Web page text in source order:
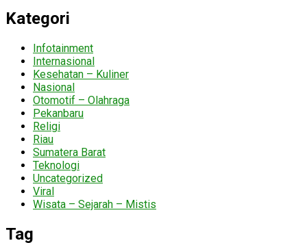
Kategori
Infotainment
Internasional
Kesehatan – Kuliner
Nasional
Otomotif – Olahraga
Pekanbaru
Religi
Riau
Sumatera Barat
Teknologi
Uncategorized
Viral
Wisata – Sejarah – Mistis
Tag